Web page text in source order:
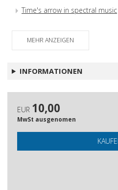
Time's arrow in spectral music
MEHR ANZEIGEN
INFORMATIONEN
EUR 10,00
MwSt ausgenomen